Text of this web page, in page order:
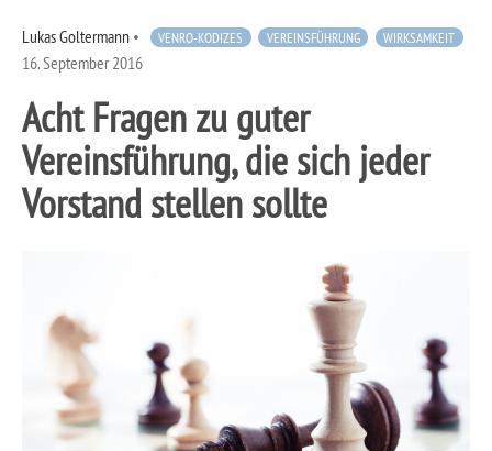
VENRO-KODIZES VEREINSFÜHRUNG WIRKSAMKEIT
Lukas Goltermann •
16. September 2016
Acht Fragen zu guter
Vereinsführung, die sich jeder
Vorstand stellen sollte